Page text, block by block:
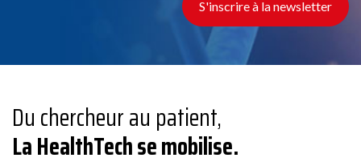
ABBACO
Conseil
178 Rue Grande, 77300 Fontainebleau, France
S'inscrire à la newsletter
Du chercheur au patient,
La HealthTech se mobilise.